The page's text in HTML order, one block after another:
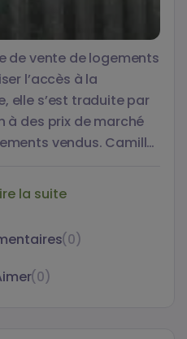
de vente de logements
l’accès à la
elle s’est traduite par
à des prix de marché
vendus. Camille
créant une
les ménages
HLM dans un
la suite
(0)
(0)